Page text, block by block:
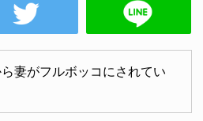
妻がフルボッコにされてい